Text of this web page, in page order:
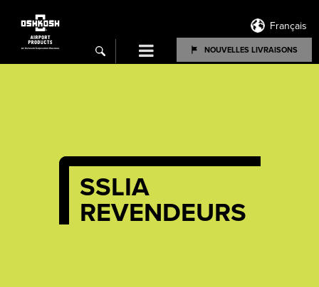
Français
search NOUVELLES LIVRAISONS
Menu
SSLIA
REVENDEURS